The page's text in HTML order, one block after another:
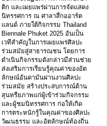
ติก และเผยแพร่ผ่านการจัดแสดง
นิทรรศการ ณ ศาลาสี่กออาร์ต
แลนด์ ภายใต้กิจกรรม Thailand
Biennale Phuket 2025 อันเป็น
เวทีสำคัญในการเผยแพร่ศิลปะ
ร่วมสมัยสู่สาธารณชน โดยการ
ดำเนินกิจกรรมดังกล่าวมีส่วนช่วย
ส่งเสริมการเรียนรู้คุณค่าของอัต
ลักษณ์อันดามันผ่านงานศิลปะ
ร่วมสมัย สร้างประสบการณ์ด้าน
สุนทรียภาพแก่ผู้เข้าร่วมกิจกรรม
และผู้ชมนิทรรศการ ก่อให้เกิด
การตระหนักรู้ในคุณค่าของศิลปะ
วัฒนธรรม และอัตลักษณ์ท้องถิ่น